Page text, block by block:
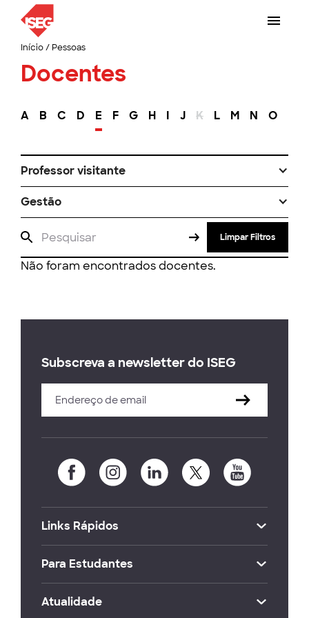
Início/ Pessoas
Docentes
A B C D E F G H I J K L M N O
Professor visitante
Gestão
Limpar Filtros
Não foram encontrados docentes.
Subscreva a newsletter do ISEG
Links Rápidos
Para Estudantes
Atualidade